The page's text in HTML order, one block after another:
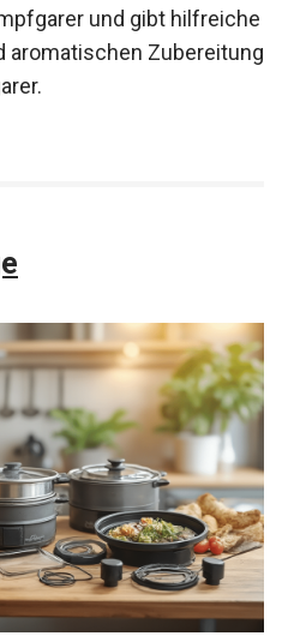
und gibt hilfreiche
aromatischen Zubereitung